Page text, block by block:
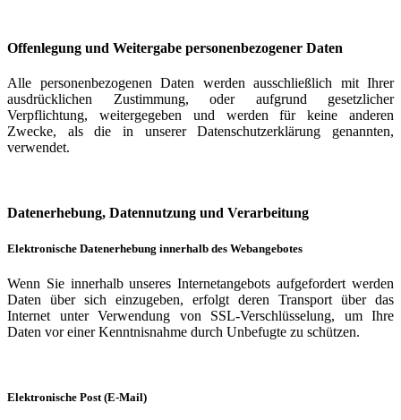
Offenlegung und Weitergabe personenbezogener Daten
Alle personenbezogenen Daten werden ausschließlich mit Ihrer
ausdrücklichen Zustimmung, oder aufgrund gesetzlicher
Verpflichtung, weitergegeben und werden für keine anderen
Zwecke, als die in unserer Datenschutzerklärung genannten,
verwendet.
Datenerhebung, Datennutzung und Verarbeitung
Elektronische Datenerhebung innerhalb des Webangebotes
Wenn Sie innerhalb unseres Internetangebots aufgefordert werden
Daten über sich einzugeben, erfolgt deren Transport über das
Internet unter Verwendung von SSL-Verschlüsselung, um Ihre
Daten vor einer Kenntnisnahme durch Unbefugte zu schützen.
Elektronische Post (E-Mail)